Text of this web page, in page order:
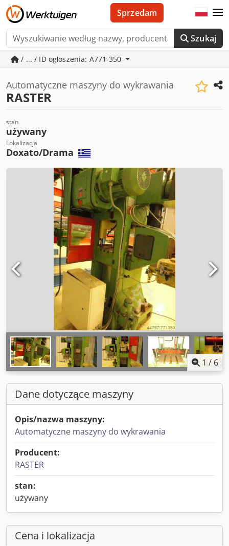
Szukaj
Sprzedam
/ ... / ID ogłoszenia: A771-350
Automatyczne maszyny do wykrawania
RASTER
stan
używany
Lokalizacja
Doxato/Drama
1 / 6
Dane dotyczące maszyny
Opis/nazwa maszyny:
Automatyczne maszyny do wykrawania
Producent:
RASTER
stan:
używany
Cena i lokalizacja